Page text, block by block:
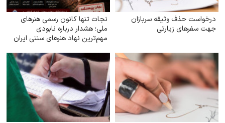
درخواست حذف وثیقه سربازان
جهت سفرهای زیارتی
نجات تنها کانون رسمی هنرهای
ملی؛ هشدار درباره نابودی
مهم‌ترین نهاد هنرهای سنتی ایران